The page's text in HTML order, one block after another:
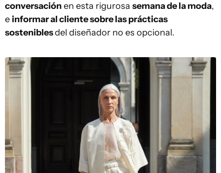
conversaciónen esta rigurosa semana de la moda,
e informar al cliente sobre las prácticas
sosteniblesdel diseñador no es opcional.